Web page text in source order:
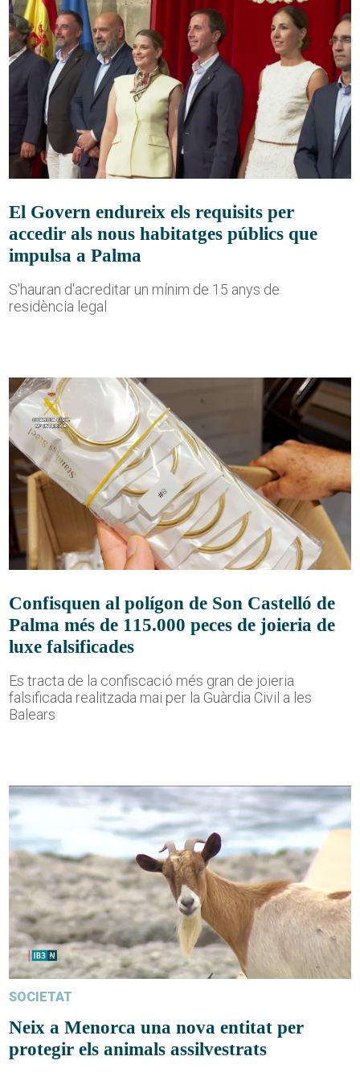
El Govern endureix els requisits per
accedir als nous habitatges públics que
impulsa a Palma
S'hauran d'acreditar un mínim de 15 anys de
residència legal
Confisquen al polígon de Son Castelló de
Palma més de 115.000 peces de joieria de
luxe falsificades
Es tracta de la confiscació més gran de joieria
falsificada realitzada mai per la Guàrdia Civil a les
Balears
SOCIETAT
Neix a Menorca una nova entitat per
protegir els animals assilvestrats